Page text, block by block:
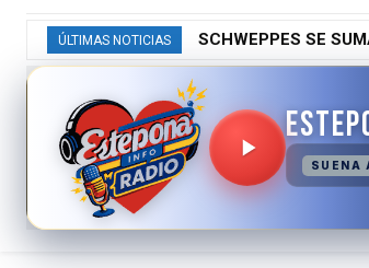
ÚLTIMAS NOTICIAS SCHWEPPES SE
SUENA
No se